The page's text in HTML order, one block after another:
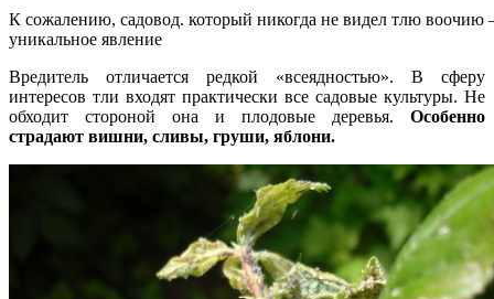
К сожалению, садовод. который никогда не видел тлю воочию
уникальное явление
Вредитель отличается редкой «всеядностью». В сферу
интересов тли входят практически все садовые культуры. Не
обходит стороной она и плодовые деревья. Особенно
страдают вишни, сливы, груши, яблони.